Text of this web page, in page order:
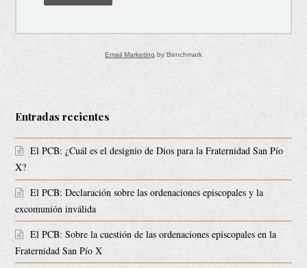
Email Marketing by Benchmark
Entradas recientes
El PCB: ¿Cuál es el designio de Dios para la Fraternidad San Pío
X?
El PCB: Declaración sobre las ordenaciones episcopales y la
excomunión inválida
El PCB: Sobre la cuestión de las ordenaciones episcopales en la
Fraternidad San Pío X